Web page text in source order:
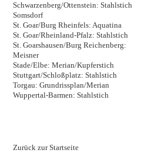
Schwarzenberg/Ottenstein: Stahlstich
Somsdorf
St. Goar/Burg Rheinfels: Aquatina
St. Goar/Rheinland-Pfalz: Stahlstich
St. Goarshausen/Burg Reichenberg:
Meisner
Stade/Elbe: Merian/Kupferstich
Stuttgart/Schloßplatz: Stahlstich
Torgau: Grundrissplan/Merian
Wuppertal-Barmen: Stahlstich
Zurück zur Startseite